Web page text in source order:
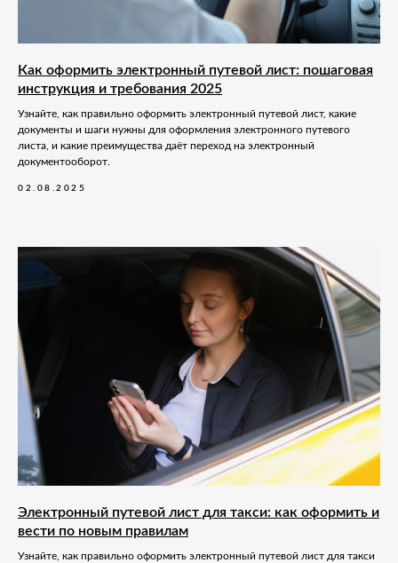
Как оформить электронный путевой лист: пошаговая
инструкция и требования 2025
Узнайте, как правильно оформить электронный путевой лист, какие
документы и шаги нужны для оформления электронного путевого
листа, и какие преимущества даёт переход на электронный
документооборот.
02.08.2025
Электронный путевой лист для такси: как оформить и
вести по новым правилам
Узнайте, как правильно оформить электронный путевой лист для такси